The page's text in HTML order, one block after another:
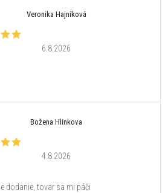
Veronika Hajníková
6.8.2026
Božena Hlinkova
4.8.2026
dodanie, tovar sa mi páči